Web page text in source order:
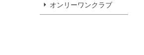
オンリーワンクラブ